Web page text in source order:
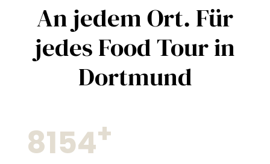
An jedem Ort. Für
jedes Food Tour in
Dortmund
8154+